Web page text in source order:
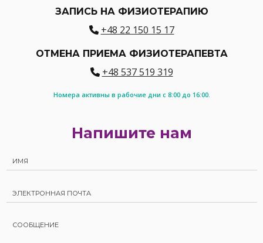
ЗАПИСЬ НА ФИЗИОТЕРАПИЮ
+48 22 150 15 17
ОТМЕНА ПРИЕМА ФИЗИОТЕРАПЕВТА
+48 537 519 319
Номера активны в рабочие дни с 8:00 до 16:00.
Напишите нам